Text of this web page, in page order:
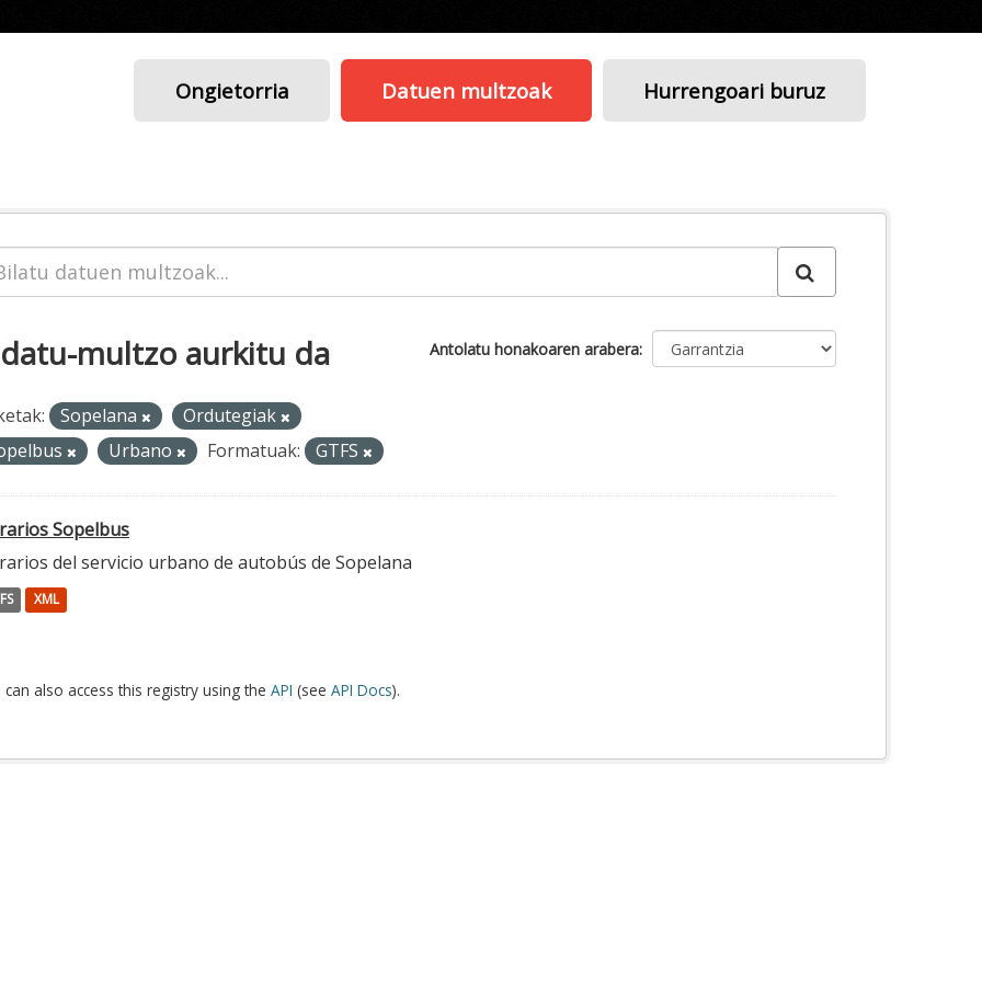
Ongietorria Datuen multzoak Hurrengoari buruz
Antolatu honakoaren arabera
multzo aurkitu da
Sopelana
Ordutegiak
Urbano Formatuak: GTFS
Sopelbus
del servicio urbano de autobús de Sopelana
XML
can also access this registry using the API (see API Docs).